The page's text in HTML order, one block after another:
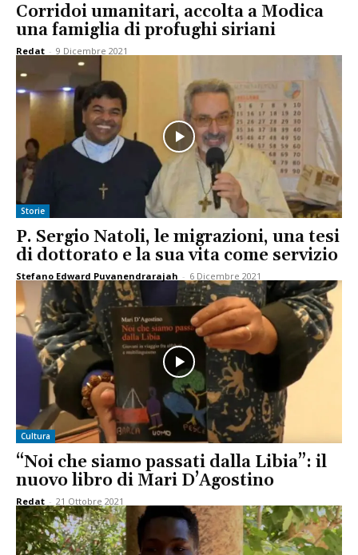
Corridoi umanitari, accolta a Modica
una famiglia di profughi siriani
Redat - 9 Dicembre 2021
Storie
P. Sergio Natoli, le migrazioni, una tesi
di dottorato e la sua vita come servizio
Stefano Edward Puvanendrarajah - 6 Dicembre 2021
Cultura
“Noi che siamo passati dalla Libia”: il
nuovo libro di Mari D’Agostino
Redat - 21 Ottobre 2021